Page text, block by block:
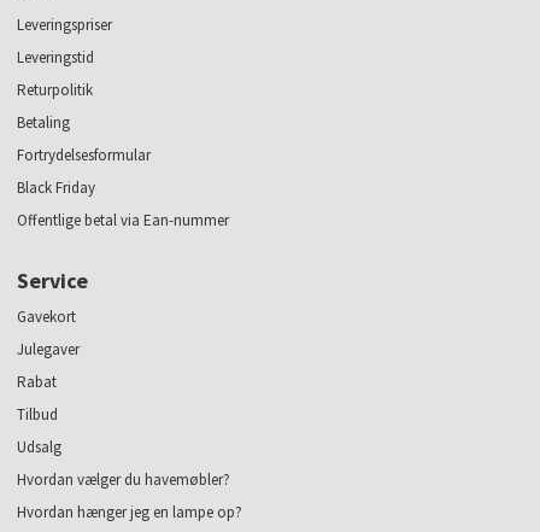
Leveringspriser
Leveringstid
Returpolitik
Betaling
Fortrydelsesformular
Black Friday
Offentlige betal via Ean-nummer
Service
Gavekort
Julegaver
Rabat
Tilbud
Udsalg
Hvordan vælger du havemøbler?
Hvordan hænger jeg en lampe op?